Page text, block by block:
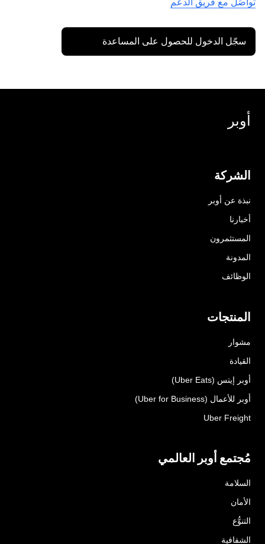
سجّل الدخول للحصول على المساعدة
أوبر
الشركة
نبذة عن أوبر
أخبارنا
المستثمرون
المدونة
الوظائف
المنتجات
مشوار
القيادة
أوبر إيتس (Uber Eats)
أوبر للأعمال (Uber for Business)
Uber Freight
مُجتمع أوبر العالمي
السلامة
الأمان
التنوُّع
الشفافية